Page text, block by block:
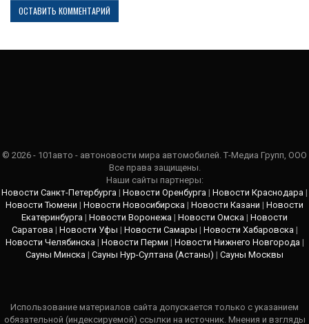
© 2026 - 101авто - автоновости мира автомобилей. Т-Медиа Групп, ООО
Все права защищены.
Наши сайты партнеры:
Новости Санкт-Петербурга | Новости Оренбурга | Новости Краснодара |
Новости Тюмени | Новости Новосибирска | Новости Казани | Новости
Екатеринбурга | Новости Воронежа | Новости Омска | Новости
Саратова | Новости Уфы | Новости Самары | Новости Хабаровска |
Новости Челябинска | Новости Перми | Новости Нижнего Новгорода |
Сауны Минска | Сауны Нур-Султана (Астаны) | Сауны Москвы
Использование материалов сайта допускается только с указанием
обязательной (индексируемой) ссылки на источник. Мнения и взгляды